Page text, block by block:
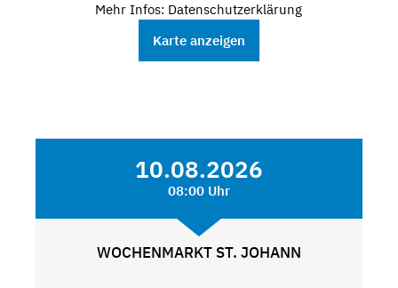
Mehr Infos: Datenschutzerklärung
Karte anzeigen
10.08.2026
08:00 Uhr
WOCHENMARKT ST. JOHANN